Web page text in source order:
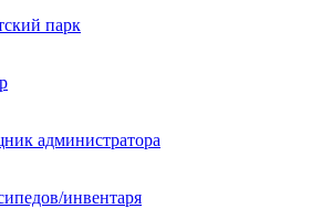
парк
администратора
инвентаря